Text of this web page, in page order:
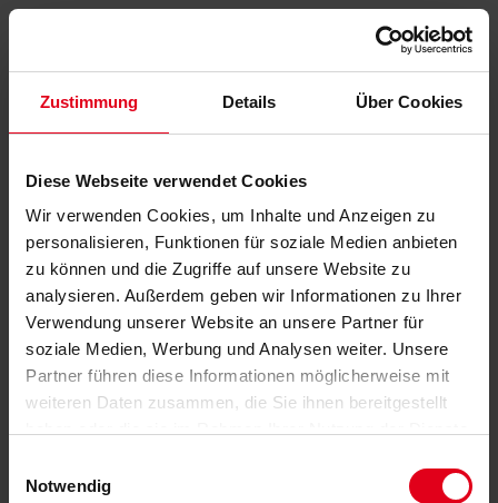
Zustimmung Details Über Cookies
Diese Webseite verwendet Cookies
Wir verwenden Cookies, um Inhalte und Anzeigen zu
personalisieren, Funktionen für soziale Medien anbieten
zu können und die Zugriffe auf unsere Website zu
analysieren. Außerdem geben wir Informationen zu Ihrer
Verwendung unserer Website an unsere Partner für
soziale Medien, Werbung und Analysen weiter. Unsere
Partner führen diese Informationen möglicherweise mit
weiteren Daten zusammen, die Sie ihnen bereitgestellt
Notwendig